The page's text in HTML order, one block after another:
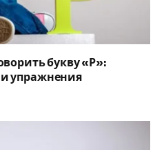
букву «Р»:
упражнения